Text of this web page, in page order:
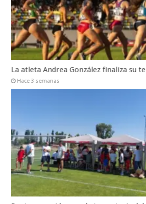
La atleta Andrea González finaliza su
Hace 3 semanas